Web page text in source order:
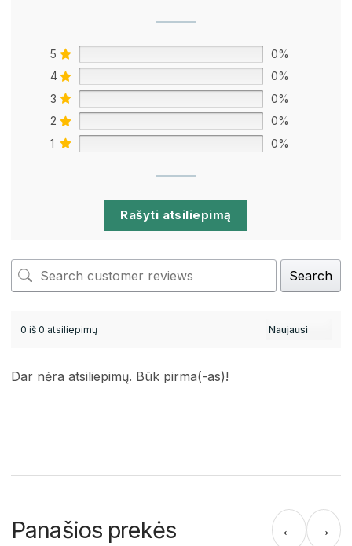
5
0%
4
0%
3
0%
2
0%
1
0%
Rašyti atsiliepimą
Search
0 iš 0 atsiliepimų
Dar nėra atsiliepimų. Būk pirma(-as)!
Panašios prekės ← →